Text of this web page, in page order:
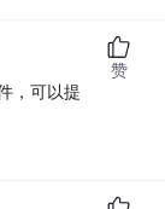
，可以提
赞